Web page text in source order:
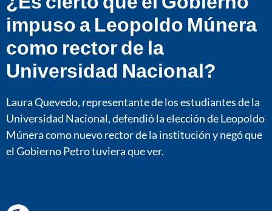
impuso a Leopoldo Múnera
como rector de la
Universidad Nacional?
Laura Quevedo, representante de los estudiantes de la
Universidad Nacional, defendió la elección de Leopoldo
Múnera como nuevo rector de la institución y negó que
el Gobierno Petro tuviera que ver.